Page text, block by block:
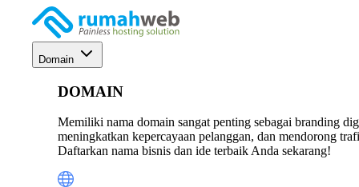
Domain
DOMAIN
Memiliki nama domain sangat penting sebagai branding
meningkatkan kepercayaan pelanggan, dan mendorong
Daftarkan nama bisnis dan ide terbaik Anda sekarang!